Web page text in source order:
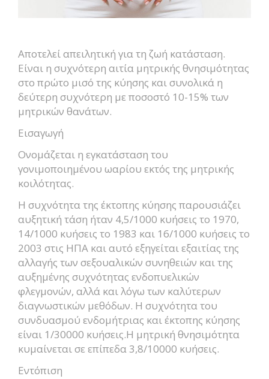
Αποτελεί απειλητική για τη ζωή κατάσταση.
Είναι η συχνότερη αιτία μητρικής θνησιμότητας
στο πρώτο μισό της κύησης και συνολικά η
δεύτερη συχνότερη με ποσοστό 10-15% των
μητρικών θανάτων.
Εισαγωγή
Ονομάζεται η εγκατάσταση του
γονιμοποιημένου ωαρίου εκτός της μητρικής
κοιλότητας.
Η συχνότητα της έκτοπης κύησης παρουσιάζει
αυξητική τάση ήταν 4,5/1000 κυήσεις το 1970,
14/1000 κυήσεις το 1983 και 16/1000 κυήσεις το
2003 στις ΗΠΑ και αυτό εξηγείται εξαιτίας της
αλλαγής των σεξουαλικών συνηθειών και της
αυξημένης συχνότητας ενδοπυελικών
φλεγμονών, αλλά και λόγω των καλύτερων
διαγνωστικών μεθόδων. Η συχνότητα του
συνδυασμού ενδομήτριας και έκτοπης κύησης
είναι 1/30000 κυήσεις.Η μητρική θνησιμότητα
κυμαίνεται σε επίπεδα 3,8/10000 κυήσεις.
Εντόπιση